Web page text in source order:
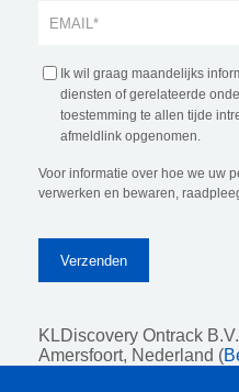
Ik wil graag maandelijks
diensten of gerelateerde
toestemming te allen tijde
afmeldlink opgenomen.
Voor informatie over hoe we uw
verwerken en bewaren,
KLDiscovery Ontrack
Amersfoort, Nederland (